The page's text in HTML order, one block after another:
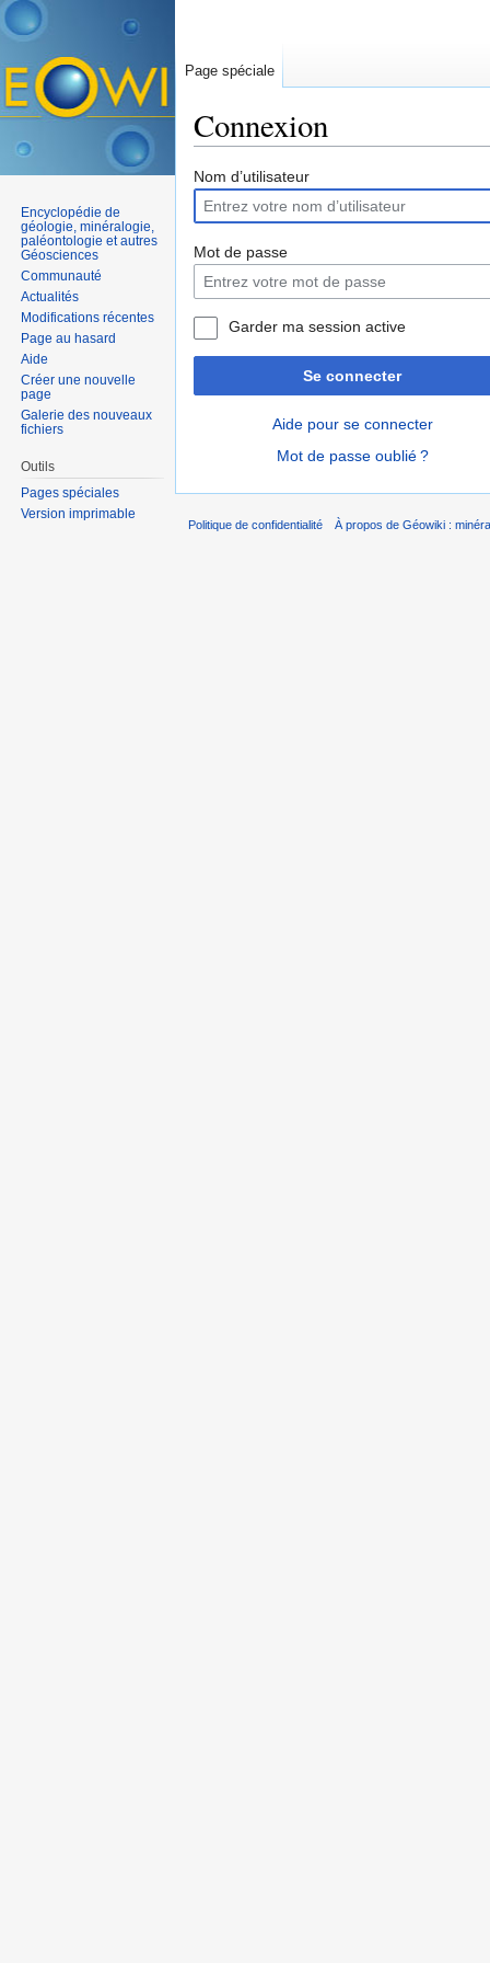
Connexion
Nom d’utilisateur
Mot de passe
Garder ma session active
Se connecter
Aide pour se connecter
Mot de passe oublié ?
Page spéciale
Encyclopédie de
géologie, minéralogie,
paléontologie et autres
Géosciences
Communauté
Actualités
Modifications récentes
Page au hasard
Aide
Créer une nouvelle
page
Galerie des nouveaux
fichiers
Outils
Pages spéciales
Version imprimable
Politique de confidentialité À propos de Géowiki :